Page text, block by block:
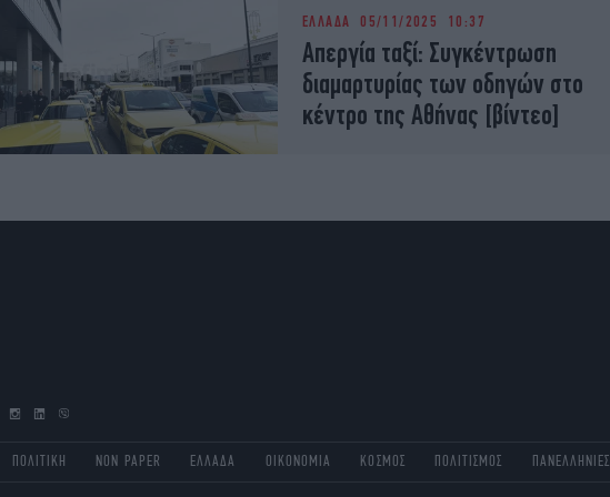
ΕΛΛΑΔΑ 05/11/2025 10:37
Απεργία ταξί: Συγκέντρωση
διαμαρτυρίας των οδηγών στο
κέντρο της Αθήνας [βίντεο]
ΠΟΛΙΤΙΚΗ NON PAPER ΕΛΛΑΔΑ ΟΙΚΟΝΟΜΙΑ ΚΟΣΜΟΣ ΠΟΛΙΤΙΣΜΟΣ ΠΑΝΕΛΛΗΝΙΕΣ